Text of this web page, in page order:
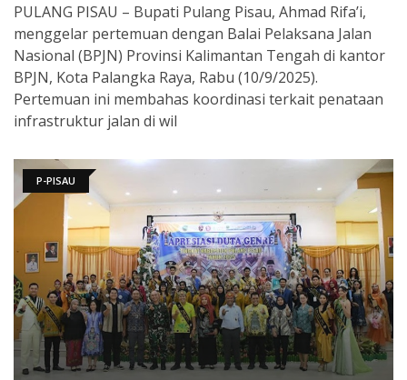
PULANG PISAU – Bupati Pulang Pisau, Ahmad Rifa’i,
menggelar pertemuan dengan Balai Pelaksana Jalan
Nasional (BPJN) Provinsi Kalimantan Tengah di kantor
BPJN, Kota Palangka Raya, Rabu (10/9/2025).
Pertemuan ini membahas koordinasi terkait penataan
infrastruktur jalan di wil
P-PISAU